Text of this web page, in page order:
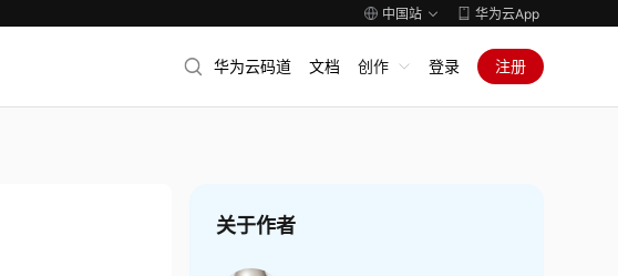
中国站 华为云App
华为云码道 文档 创作 登录 注册
关于作者